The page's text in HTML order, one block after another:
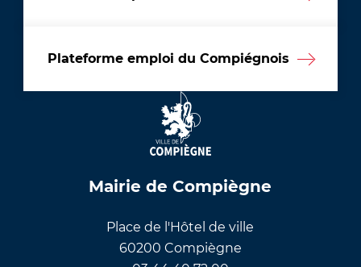
Plateforme emploi du Compiégnois
Mairie de Compiègne
Place de l'Hôtel de ville
60200 Compiègne